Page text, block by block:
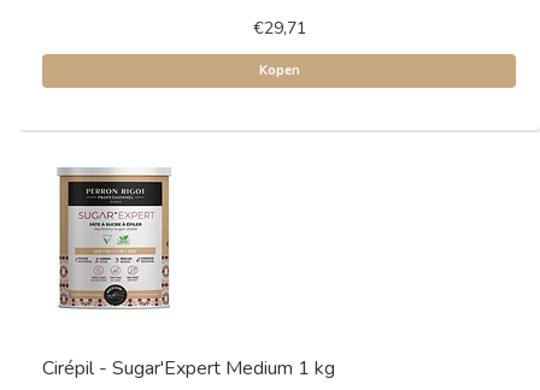
€29,71
Kopen
Cirépil - Sugar'Expert Medium 1 kg